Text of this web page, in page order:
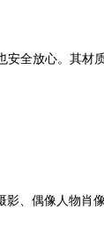
安全放心。其材
、偶像人物肖